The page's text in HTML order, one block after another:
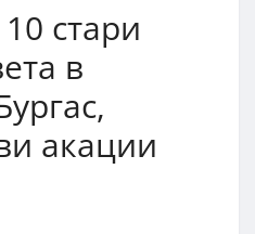
стари
в
акации